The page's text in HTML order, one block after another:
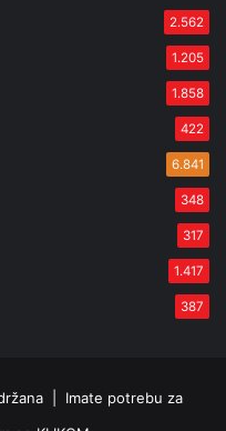
2.562
1.205
1.858
422
6.841
348
317
1.417
387
| Imate potrebu za